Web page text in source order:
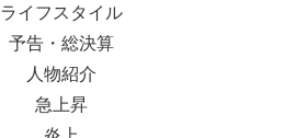
ライフスタイル
予告・総決算
人物紹介
急上昇